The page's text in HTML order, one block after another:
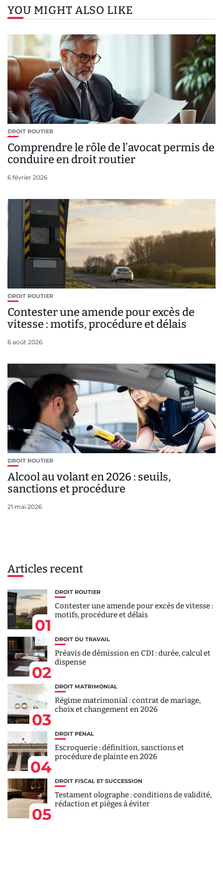
YOU MIGHT ALSO LIKE
DROIT ROUTIER
Comprendre le rôle de l’avocat permis de
conduire en droit routier
6 février 2026
DROIT ROUTIER
Contester une amende pour excès de
vitesse : motifs, procédure et délais
6 août 2026
DROIT ROUTIER
Alcool au volant en 2026 : seuils,
sanctions et procédure
21 mai 2026
Articles recent
01
DROIT ROUTIER
Contester une amende pour excès de vitesse :
motifs, procédure et délais
02
DROIT DU TRAVAIL
Préavis de démission en CDI : durée, calcul et
dispense
03
DROIT MATRIMONIAL
Régime matrimonial : contrat de mariage,
choix et changement en 2026
04
DROIT PÉNAL
Escroquerie : définition, sanctions et
procédure de plainte en 2026
05
DROIT FISCAL ET SUCCESSION
Testament olographe : conditions de validité,
rédaction et pièges à éviter